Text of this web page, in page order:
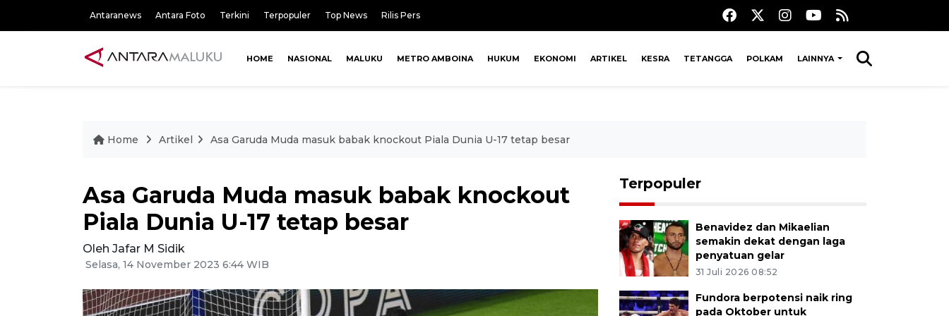
Antaranews Antara Foto Terkini Terpopuler Top News Rilis Pers
HOME NASIONAL MALUKU METRO AMBOINA HUKUM EKONOMI ARTIKEL KESRA TETANGGA POLKAM LAINNYA
Home Artikel Asa Garuda Muda masuk babak knockout Piala Dunia U-17 tetap besar
Asa Garuda Muda masuk babak knockout
Piala Dunia U-17 tetap besar
Oleh Jafar M Sidik
Selasa, 14 November 2023 6:44 WIB
Terpopuler
Benavidez dan Mikaelian
semakin dekat dengan laga
penyatuan gelar
31 Juli 2026 08:52
Fundora berpotensi naik ring
pada Oktober untuk